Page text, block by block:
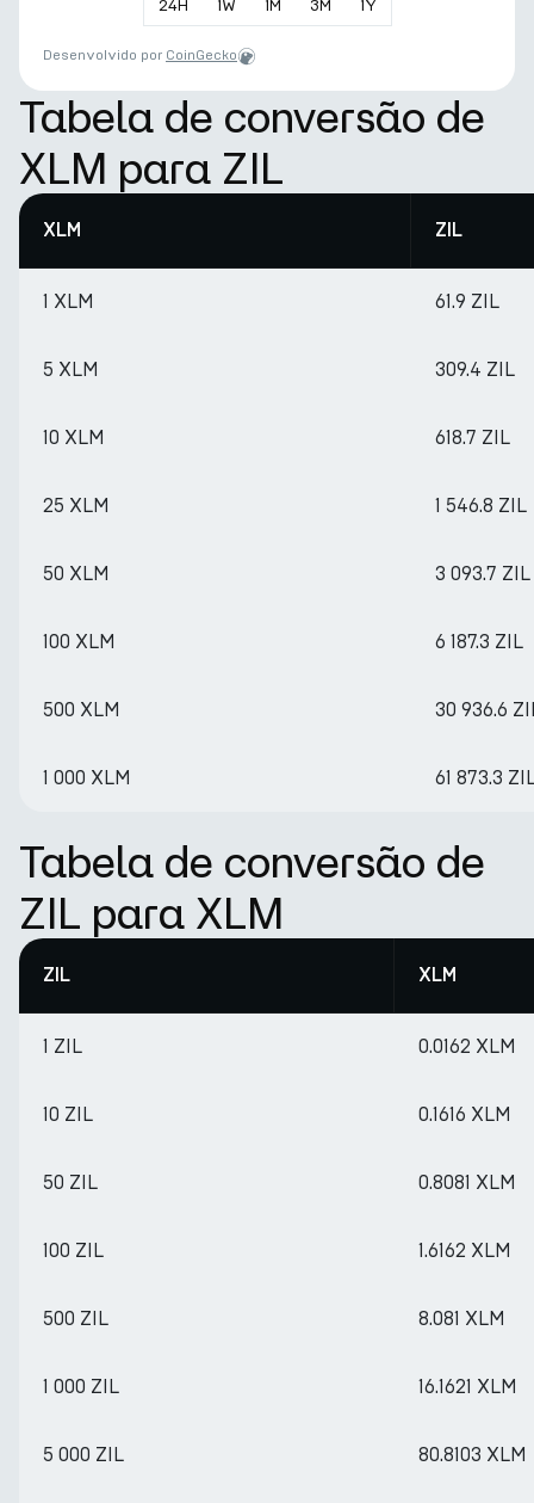
24H 1W 1M 3M 1Y
Desenvolvido por CoinGecko
Tabela de conversão de
XLM para ZIL
XLM ZIL
1 XLM 61.9 ZIL
5 XLM 309.4 ZIL
10 XLM 618.7 ZIL
25 XLM 1 546.8 ZIL
50 XLM 3 093.7 ZIL
100 XLM 6 187.3 ZIL
500 XLM 30 936.6
1 000 XLM 61 873.3
Tabela de conversão de
ZIL para XLM
ZIL XLM
1 ZIL 0.0162 XLM
10 ZIL 0.1616 XLM
50 ZIL 0.8081 XLM
100 ZIL 1.6162 XLM
500 ZIL 8.081 XLM
1 000 ZIL 16.1621 XLM
5 000 ZIL 80.8103 XLM